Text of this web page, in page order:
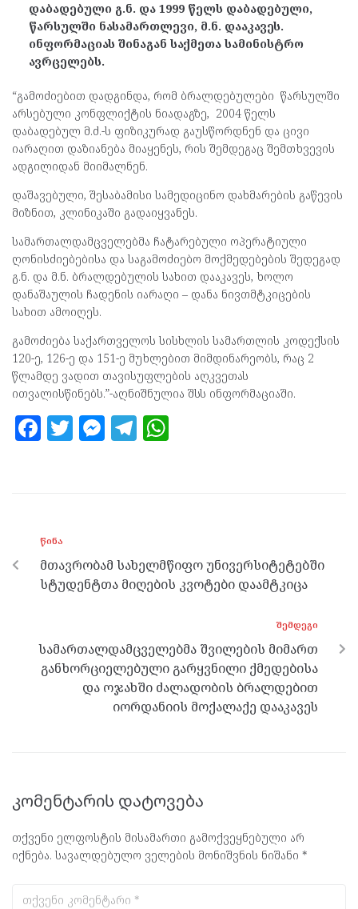
დაბადებული გ.ნ. და 1999 წელს დაბადებული,
წარსულში ნასამართლევი, მ.ნ. დააკავეს.
ინფორმაციას შინაგან საქმეთა სამინისტრო
ავრცელებს.
“გამოძიებით დადგინდა, რომ ბრალდებულები წარსულში
არსებული კონფლიქტის ნიადაგზე, 2004 წელს
დაბადებულ მ.ძ.-ს ფიზიკურად გაუსწორდნენ და ცივი
იარაღით დაზიანება მიაყენეს, რის შემდეგაც შემთხვევის
ადგილიდან მიიმალნენ.
დაშავებული, შესაბამისი სამედიცინო დახმარების გაწევის
მიზნით, კლინიკაში გადაიყვანეს.
სამართალდამცველებმა ჩატარებული ოპერატიული
ღონისძიებებისა და საგამოძიებო მოქმედებების შედეგად
გ.ნ. და მ.ნ. ბრალდებულის სახით დააკავეს, ხოლო
დანაშაულის ჩადენის იარაღი – დანა ნივთმტკიცების
სახით ამოიღეს.
გამოძიება საქართველოს სისხლის სამართლის კოდექსის
120-ე, 126-ე და 151-ე მუხლებით მიმდინარეობს, რაც 2
წლამდე ვადით თავისუფლების აღკვეთას
ითვალისწინებს.”-აღნიშნულია შსს ინფორმაციაში.
F
o
o
k
T M
er
T
m p
p
ᲬᲘᲜᲐ
მთავრობამ სახელმწიფო უნივერსიტეტებში
სტუდენტთა მიღების კვოტები დაამტკიცა
ᲨᲔᲛᲓᲔᲒᲘ
სამართალდამცველებმა შვილების მიმართ
განხორციელებული გარყვნილი ქმედებისა
და ოჯახში ძალადობის ბრალდებით
იორდანიის მოქალაქე დააკავეს
კომენტარის დატოვება
თქვენი ელფოსტის მისამართი გამოქვეყნებული არ
იქნება. სავალდებულო ველების მონიშვნის ნიშანი *